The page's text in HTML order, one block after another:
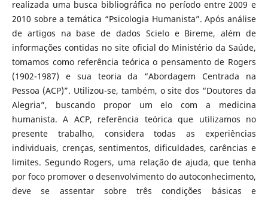
realizada uma busca bibliográfica no período entre 2009 e
2010 sobre a temática “Psicologia Humanista”. Após análise
de artigos na base de dados Scielo e Bireme, além de
informações contidas no site oficial do Ministério da Saúde,
tomamos como referência teórica o pensamento de Rogers
(1902-1987) e sua teoria da “Abordagem Centrada na
Pessoa (ACP)”. Utilizou-se, também, o site dos “Doutores da
Alegria”, buscando propor um elo com a medicina
humanista. A ACP, referência teórica que utilizamos no
presente trabalho, considera todas as experiências
individuais, crenças, sentimentos, dificuldades, carências e
limites. Segundo Rogers, uma relação de ajuda, que tenha
por foco promover o desenvolvimento do autoconhecimento,
deve se assentar sobre três condições básicas e